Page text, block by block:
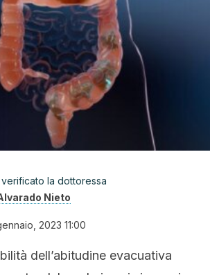
la dottoressa
Nieto
2023 11:00
dell’abitudine evacuativa